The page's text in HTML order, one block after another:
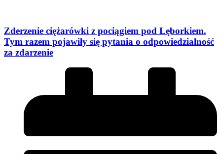
Zderzenie ciężarówki z pociągiem pod Lęborkiem.
Tym razem pojawiły się pytania o odpowiedzialność
za zdarzenie